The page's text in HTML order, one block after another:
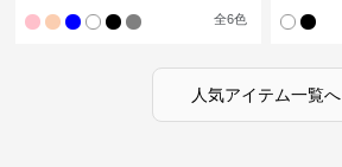
全6色
人気アイテム一覧へ